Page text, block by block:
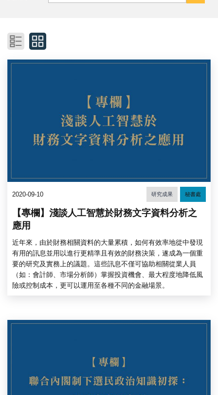
2020-09-10 研究成果 秘書處
【專欄】淺談人工智慧於財務文字資料分析之
應用
近年來，由於財務相關資料的大量累積，如何有效率地從中發現
有用的訊息並用以進行更精準且有效的財務決策，遂成為一個重
要的研究及實務上的議題。這些訊息不僅可協助相關從業人員
（如：會計師、市場分析師）掌握投資機會、最大程度地降低風
險或控制成本，更可以運用至各種不同的金融場景。